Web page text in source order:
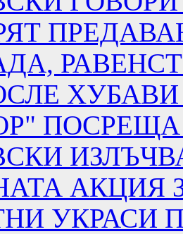
ХУБАВИ
ПОСРЕЩА
АКЦИЯ
УКРАСИ